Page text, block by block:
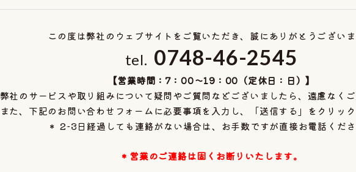
この度は弊社のウェブサイトをご覧いただき、 誠にありがとうございま
tel. 0748-46-2545
【営業時間：7：00～19：00（定休日：日）】
弊社のサービスや取り組みについて疑問やご質問などございましたら、遠慮なくご
また、下記のお問い合わせフォームに必要事項を入力し、「送信する」をクリック
＊ 2-3日経過しても連絡がない場合は、 お手数ですが直接お電話くださ
＊営業のご連絡は固くお断りいたします。